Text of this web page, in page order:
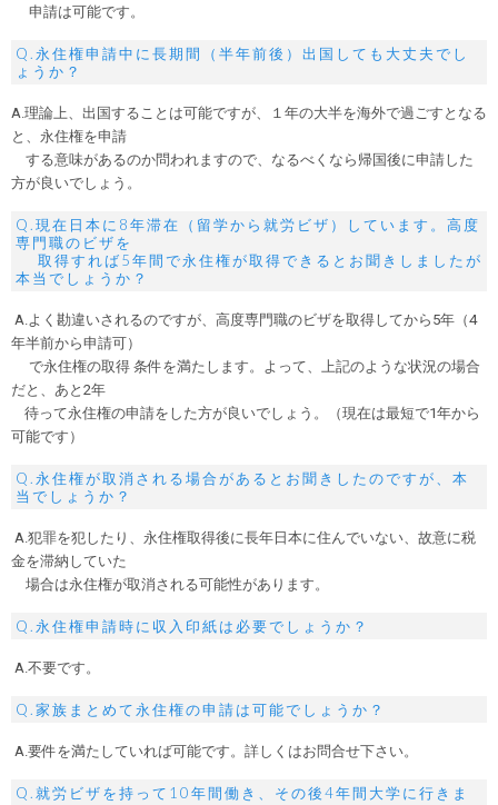
申請は可能です。
Q.永住権申請中に長期間（半年前後）出国しても大丈夫でし
ょうか？
A.理論上、出国することは可能ですが、１年の大半を海外で過ごすとなる
と、永住権を申請
する意味があるのか問われますので、なるべくなら帰国後に申請した
方が良いでしょう。
Q.現在日本に8年滞在（留学から就労ビザ）しています。高度
専門職のビザを
取得すれば5年間で永住権が取得できるとお聞きしましたが
本当でしょうか？
A.よく勘違いされるのですが、高度専門職のビザを取得してから5年（4
年半前から申請可）
で永住権の取得 条件を満たします。よって、上記のような状況の場合
だと、あと2年
待って永住権の申請をした方が良いでしょう。（現在は最短で1年から
可能です）
Q.永住権が取消される場合があるとお聞きしたのですが、本
当でしょうか？
A.犯罪を犯したり、永住権取得後に長年日本に住んでいない、故意に税
金を滞納していた
場合は永住権が取消される可能性があります。
Q.永住権申請時に収入印紙は必要でしょうか？
A.不要です。
Q.家族まとめて永住権の申請は可能でしょうか？
A.要件を満たしていれば可能です。詳しくはお問合せ下さい。
Q.就労ビザを持って10年間働き、その後4年間大学に行きま